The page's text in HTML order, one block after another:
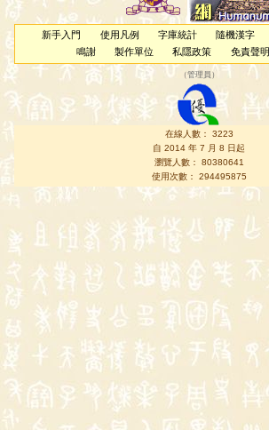
新手入門 使用凡例 字庫統計 隨機漢字
鳴謝
製作單位 私隱政策 免責聲明
（管理員 ）
在線人數： 3223
自 2014 年 7 月 8 日起
瀏覽人數： 80380641
使用次數： 294495875